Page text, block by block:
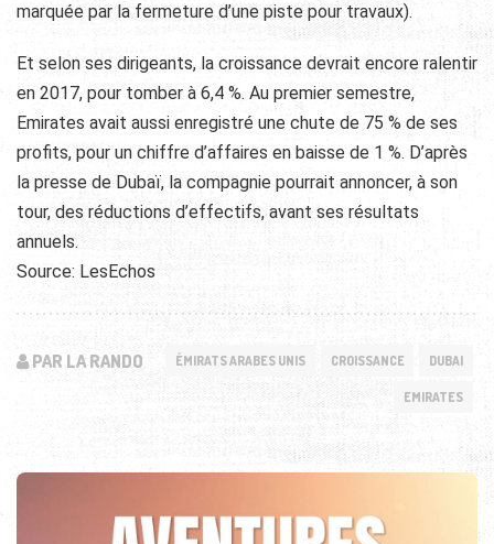
marquée par la fermeture d’une piste pour travaux).
Et selon ses dirigeants, la croissance devrait encore ralentir
en 2017, pour tomber à 6,4 %. Au premier semestre,
Emirates avait aussi enregistré une chute de 75 % de ses
profits, pour un chiffre d’affaires en baisse de 1 %. D’après
la presse de Dubaï, la compagnie pourrait annoncer, à son
tour, des réductions d’effectifs, avant ses résultats
annuels.
Source: LesEchos
PAR LA RANDO ÉMIRATS ARABES UNIS CROISSANCE DUBAI
EMIRATES